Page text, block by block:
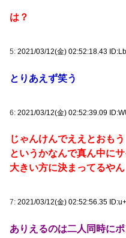
は？
5: 2021/03/12(金) 02:52:18.43
とりあえず笑う
6: 2021/03/12(金) 02:52:39.09
じゃんけんでええとおもう
というかなんで真ん中に
大きい方に決まってるやん
7: 2021/03/12(金) 02:52:56.35
ありえるのは二人同時に